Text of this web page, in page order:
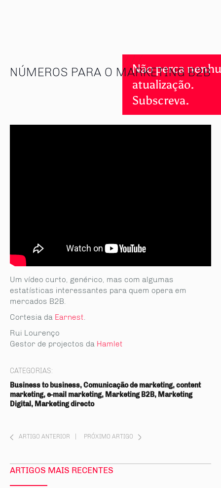
NÚMEROS PARA O MARKETING B2B
Não perca
atualização.
Subscreva.
Um vídeo curto, genérico, mas com algumas
estatísticas interessantes para quem opera em
mercados B2B.
Cortesia da Earnest.
Rui Lourenço
Gestor de projectos da Hamlet
CATEGORIAS:
Business to business, Comunicação de marketing, content
marketing, e-mail marketing, Marketing B2B, Marketing
Digital, Marketing directo
ARTIGO ANTERIOR PRÓXIMO ARTIGO
ARTIGOS MAIS RECENTES